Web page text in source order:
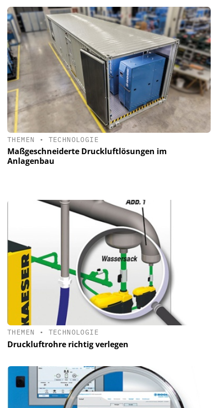
THEMEN • TECHNOLOGIE
Maßgeschneiderte Druckluftlösungen im
Anlagenbau
THEMEN • TECHNOLOGIE
Druckluftrohre richtig verlegen